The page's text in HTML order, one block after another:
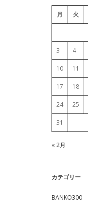
月 火
3 4
10 11
17 18
24 25
31
« 2月
カテゴリー
BANKO300